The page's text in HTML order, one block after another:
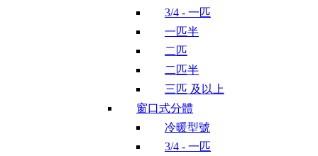
3/4 - 一匹
一匹半
二匹
二匹半
三匹 及以上
窗口式分體
冷暖型號
3/4 - 一匹